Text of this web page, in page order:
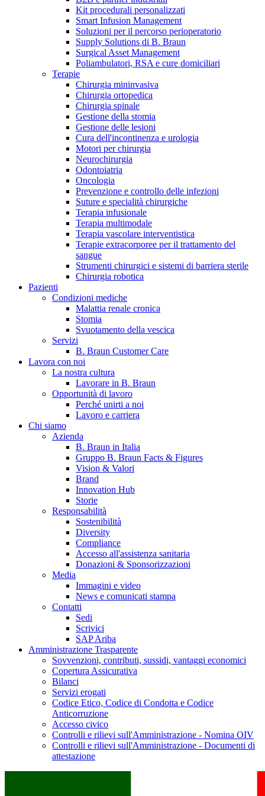
Catalogo prodotti
Trova il prodotto che stai cercando. Visita il catalogo B.
Braun con il nostro portfolio completo.
Hai domande o richieste? Scrivici per entrare subito in
contatto con un nostro referente.
B. Braun in Italia
Scopri chi siamo ed entra nel mondo di B. Braun in Italia: 4
sedi, 4 aziende, più di 700 dipendenti e un Centro di
Eccellenza a livello globale.
Kit procedurali personalizzati
Smart Infusion Management
Soluzioni per il percorso perioperatorio
Supply Solutions di B. Braun
Surgical Asset Management
Poliambulatori, RSA e cure domiciliari
Terapie
Chirurgia mininvasiva
Chirurgia ortopedica
Chirurgia spinale
Gestione della stomia
Gestione delle lesioni
Cura dell'incontinenza e urologia
Motori per chirurgia
Neurochirurgia
Odontoiatria
Oncologia
Prevenzione e controllo delle infezioni
Suture e specialità chirurgiche
Terapia infusionale
Terapia multimodale
Terapia vascolare interventistica
Terapie extracorporee per il trattamento del
sangue
Strumenti chirurgici e sistemi di barriera sterile
Chirurgia robotica
Pazienti
Condizioni mediche
Malattia renale cronica
Stomia
Svuotamento della vescica
Servizi
B. Braun Customer Care
Lavora con noi
La nostra cultura
Lavorare in B. Braun
Opportunità di lavoro
Perché unirti a noi
Lavoro e carriera
Chi siamo
Azienda
B. Braun in Italia
Gruppo B. Braun Facts & Figures
Vision & Valori
Brand
Innovation Hub
Storie
Responsabilità
Sostenibilità
Diversity
Compliance
Accesso all'assistenza sanitaria
Donazioni & Sponsorizzazioni
Media
Immagini e video
News e comunicati stampa
Contatti
Sedi
Scrivici
SAP Ariba
Amministrazione Trasparente
Sovvenzioni, contributi, sussidi, vantaggi economici
Copertura Assicurativa
Bilanci
Servizi erogati
Codice Etico, Codice di Condotta e Codice
Anticorruzione
Accesso civico
Controlli e rilievi sull'Amministrazione - Nomina OIV
Controlli e rilievi sull'Amministrazione - Documenti di
attestazione